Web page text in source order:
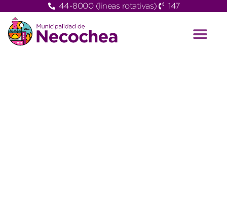
44-8000 (lineas rotativas) 147